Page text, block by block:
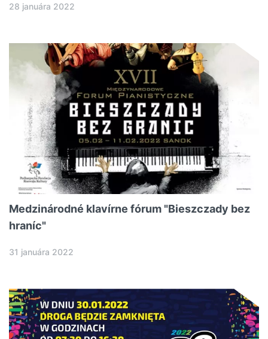
28 januára 2022
Medzinárodné klavírne fórum "Bieszczady bez
hraníc"
31 januára 2022